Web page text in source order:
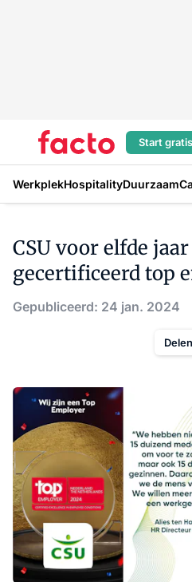
Start
WerkplekHospitalityDuurzaam
CSU voor elfde
gecertificeerd top
Gepubliceerd: 24 jan. 2024
Delen